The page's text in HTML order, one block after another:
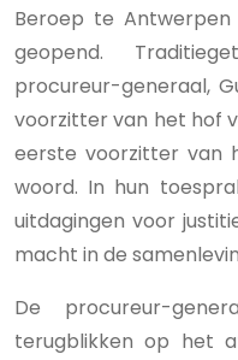
Beroep te
geopend.
procureur-generaal,
voorzitter van het hof
eerste voorzitter van
woord. In hun
uitdagingen voor
macht in de
De procureur-
terugblikken op het